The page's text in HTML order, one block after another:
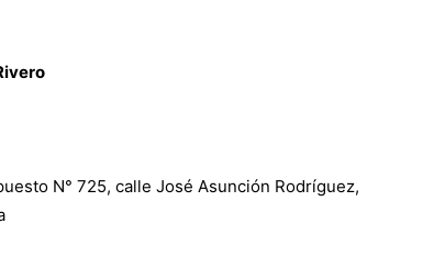
N° 725, calle José Asunción Rodríguez,